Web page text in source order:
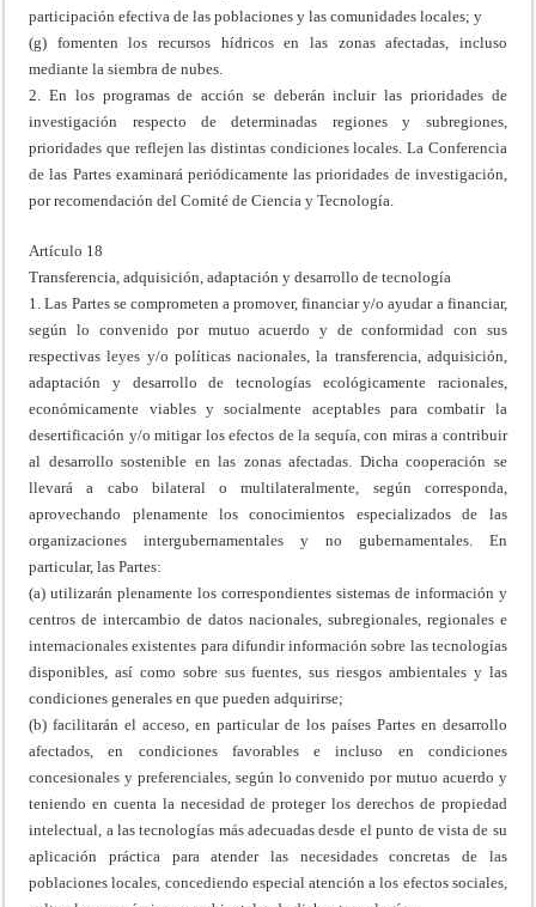
participación efectiva de las poblaciones y las comunidades locales; y
(g) fomenten los recursos hídricos en las zonas afectadas, incluso
mediante la siembra de nubes.
2. En los programas de acción se deberán incluir las prioridades de
investigación respecto de determinadas regiones y subregiones,
prioridades que reflejen las distintas condiciones locales. La Conferencia
de las Partes examinará periódicamente las prioridades de investigación,
por recomendación del Comité de Ciencia y Tecnología.
Artículo 18
Transferencia, adquisición, adaptación y desarrollo de tecnología
1. Las Partes se comprometen a promover, financiar y/o ayudar a financiar,
según lo convenido por mutuo acuerdo y de conformidad con sus
respectivas leyes y/o políticas nacionales, la transferencia, adquisición,
adaptación y desarrollo de tecnologías ecológicamente racionales,
económicamente viables y socialmente aceptables para combatir la
desertificación y/o mitigar los efectos de la sequía, con miras a contribuir
al desarrollo sostenible en las zonas afectadas. Dicha cooperación se
llevará a cabo bilateral o multilateralmente, según corresponda,
aprovechando plenamente los conocimientos especializados de las
organizaciones intergubernamentales y no gubernamentales. En
particular, las Partes:
(a) utilizarán plenamente los correspondientes sistemas de información y
centros de intercambio de datos nacionales, subregionales, regionales e
internacionales existentes para difundir información sobre las tecnologías
disponibles, así como sobre sus fuentes, sus riesgos ambientales y las
condiciones generales en que pueden adquirirse;
(b) facilitarán el acceso, en particular de los países Partes en desarrollo
afectados, en condiciones favorables e incluso en condiciones
concesionales y preferenciales, según lo convenido por mutuo acuerdo y
teniendo en cuenta la necesidad de proteger los derechos de propiedad
intelectual, a las tecnologías más adecuadas desde el punto de vista de su
aplicación práctica para atender las necesidades concretas de las
poblaciones locales, concediendo especial atención a los efectos sociales,